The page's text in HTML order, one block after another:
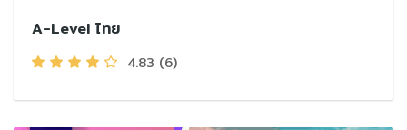
A-Level ไทย
4.83 (6)